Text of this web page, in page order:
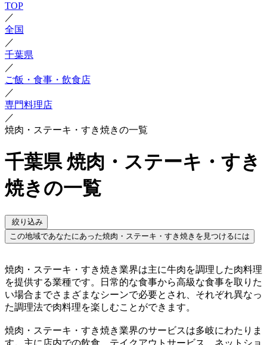
TOP
／
全国
／
千葉県
／
ご飯・食事・飲食店
／
専門料理店
／
焼肉・ステーキ・すき焼きの一覧
千葉県 焼肉・ステーキ・すき
焼きの一覧
絞り込み
この地域であなたにあった焼肉・ステーキ・すき焼きを見つけるには
焼肉・ステーキ・すき焼き業界は主に牛肉を調理した肉料理
を提供する業種です。日常的な食事から高級な食事を取りた
い場合までさまざまなシーンで必要とされ、それぞれ異なっ
た調理法で肉料理を楽しむことができます。
焼肉・ステーキ・すき焼き業界のサービスは多岐にわたりま
す。主に店内での飲食、テイクアウトサービス、ネットショ